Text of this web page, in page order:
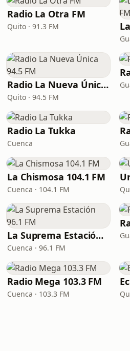
Radio La Otra FM
Quito · 91.3 FM
Radio La Nueva Única 94.5 FM
Quito · 94.5 FM
Radio La Tukka
Cuenca
La Chismosa 104.1 FM
Cuenca · 104.1 FM
La Suprema Estación 96.1 FM
Cuenca · 96.1 FM
Radio Mega 103.3 FM
Cuenca · 103.3 FM